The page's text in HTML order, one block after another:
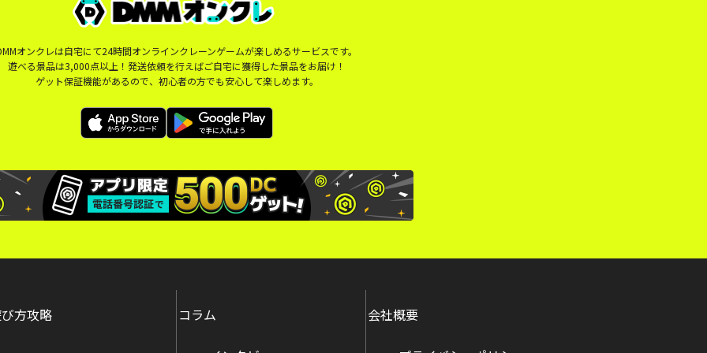
オンクレは自宅にて24時間オンラインクレーンゲームが楽しめるサービスです。
遊べる景品は3,000点以上！発送依頼を行えばご自宅に獲得した景品をお届け！
ゲット保証機能があるので、初心者の方でも安心して楽しめます。
方攻略 コラム 会社概要